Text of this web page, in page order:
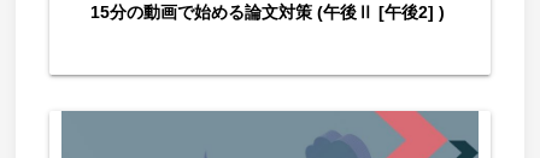
15分の動画で始める論文対策 (午後Ⅱ [午後2] )